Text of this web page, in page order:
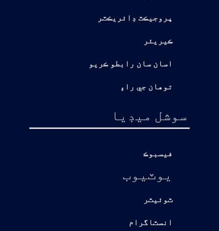
پروجيڪٽ ڊائريڪٽر
ڪيريئر
اسان سان رابطو ڪريو
توهان جي راءِ
سوشل ميڊيا
فيسبوڪ
يوٽيوب
ٽوئيٽر
انسٽاگرام